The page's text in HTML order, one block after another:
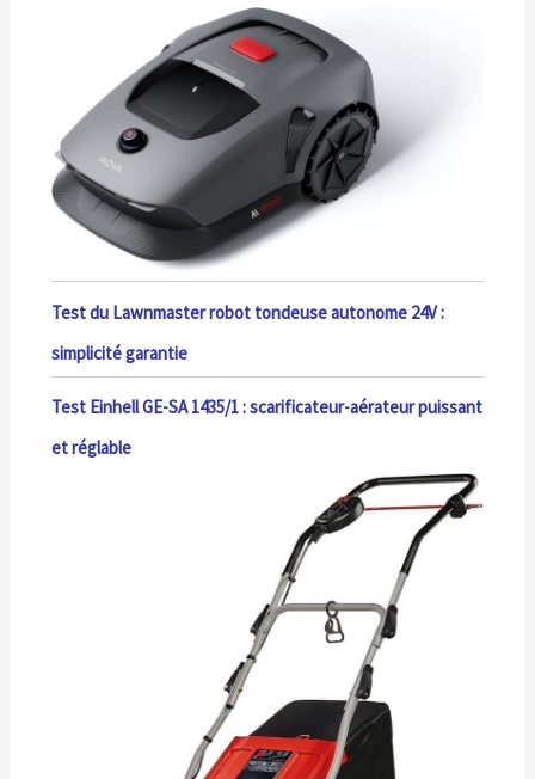
Test du Lawnmaster robot tondeuse autonome 24V :
simplicité garantie
Test Einhell GE-SA 1435/1 : scarificateur-aérateur puissant
et réglable